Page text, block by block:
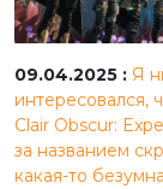
09.04.2025 : Я
интересовался,
Clair Obscur:
за названием
какая-то